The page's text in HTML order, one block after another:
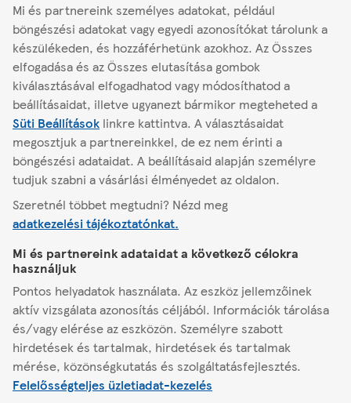
Mi és partnereink személyes adatokat, például
böngészési adatokat vagy egyedi azonosítókat tárolunk a
készülékeden, és hozzáférhetünk azokhoz. Az Összes
elfogadása és az Összes elutasítása gombok
kiválasztásával elfogadhatod vagy módosíthatod a
beállításaidat, illetve ugyanezt bármikor megteheted a
Süti Beállítások linkre kattintva. A választásaidat
megosztjuk a partnereinkkel, de ez nem érinti a
böngészési adataidat. A beállításaid alapján személyre
tudjuk szabni a vásárlási élményedet az oldalon.
Szeretnél többet megtudni? Nézd meg
adatkezelési tájékoztatónkat.
Mi és partnereink adataidat a következő célokra
használjuk
Pontos helyadatok használata. Az eszköz jellemzőinek
aktív vizsgálata azonosítás céljából. Információk tárolása
és/vagy elérése az eszközön. Személyre szabott
hirdetések és tartalmak, hirdetések és tartalmak
mérése, közönségkutatás és szolgáltatásfejlesztés.
Felelősségteljes üzletiadat-kezelés
Zárva- Ekkor nyit 07:00
Áruház adatai Áruház kínálata
Másik áruház keresése
Albertirsa Vasut utca 4/13.
A Tescóról
Segítség
Minden, ami Tesco
Jogi tudnivalók és beállítások